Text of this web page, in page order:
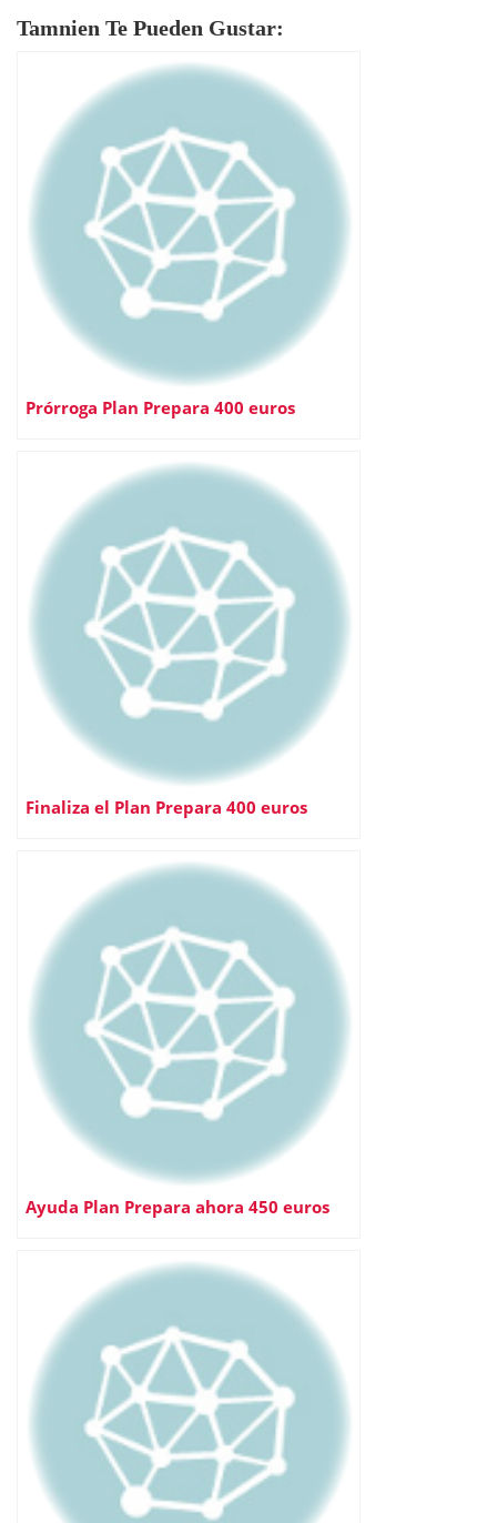
Tamnien Te Pueden Gustar:
Prórroga Plan Prepara 400 euros
Finaliza el Plan Prepara 400 euros
Ayuda Plan Prepara ahora 450 euros